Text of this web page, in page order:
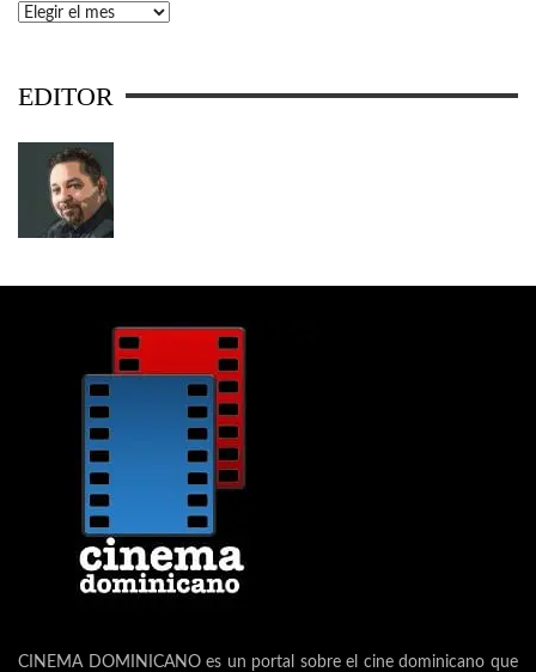
Archivos
EDITOR
CINEMA DOMINICANO es un portal sobre el cine dominicano que